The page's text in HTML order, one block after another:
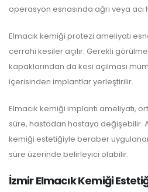
operasyon esnasında ağrı veya
Elmacık kemiği protezi ameliyatı
cerrahi kesiler açılır. Gerekli
kapaklarından da kesi açılması
içerisinden implantlar yerleştirilir.
Elmacık kemiği implantı ameliyatı,
süre, hastadan hastaya değişebilir.
kemiği estetiğiyle beraber
süre üzerinde belirleyici olabilir.
İzmir Elmacık Kemiği